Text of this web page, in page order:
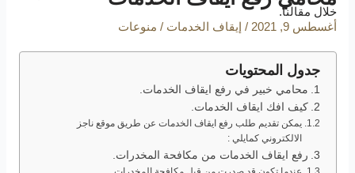
أغسطس 9, 2021 / إيقاف الخدمات / منوعات
خلال مقالنا.
جدول المحتويات
محامي خبير في رفع ايقاف الخدمات.
كيف افك ايقاف الخدمات.
يمكن تقديم طلب رفع ايقاف الخدمات عن طريق موقع ناجز
الالكتروني كمايلي :
رفع ايقاف الخدمات من مكافحة المخدرات.